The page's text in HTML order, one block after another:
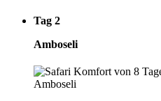
Tag 2
Amboseli